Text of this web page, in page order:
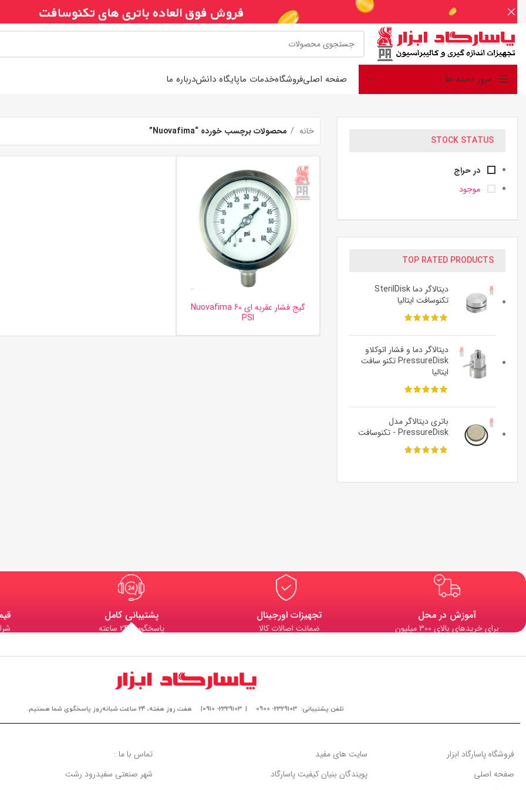
مرور دسته ها صفحه اصلیفروشگاهخدمات ماپایگاه دانشدرباره ما
STOCK STATUS
در حراج
موجود
TOP RATED PRODUCTS
دیتالاگر دما SterilDisk
تکنوسافت ایتالیا
دیتالاگر دما و فشار اتوکلاو
PressureDisk تکنو سافت
ایتالیا
باتری دیتالاگر مدل
PressureDisk - تکنوسافت
خانه محصولات برچسب خورده “Nuovafima”
گیج فشار عقربه ای Nuovafima 60
PSI
آموزش در محل
برای خریدهای بالای 300 میلیون
تجهیزات اورجینال
ضمانت اصالات کالا
پشتیبانی کامل
پاسخگویی 24 ساعته
تلفن پشتیبانی: 2329103- 0900 | 2329103- 0910| هفت روز هفته، ۲۴ ساعت شبانه‌روز پاسخگوی شما هستیم.
فروشگاه پاسارگاد ابزار
صفحه اصلی
سایت های مفید
پویندگان بنیان کیفیت پاسارگاد
تماس با ما :
شهر صنعتی سفیدرود رشت